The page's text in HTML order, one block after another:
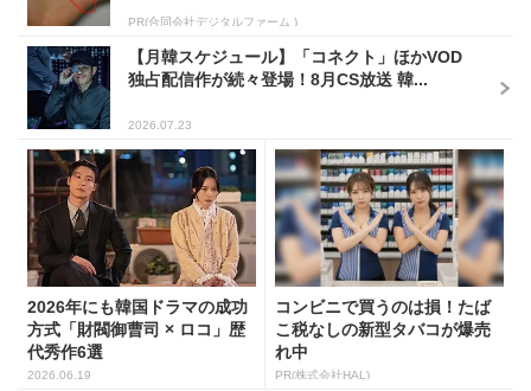
PR(合同会社デジタルファーム )
【月韓スケジュール】「コネクト」ほかVOD
独占配信作が続々登場！8月CS放送 韓...
2026.07.23
2026年にも韓国ドラマの成功
方式「財閥御曹司 × ロコ」歴
代秀作6選
2026.06.19
コンビニで買うのは損！たば
こ税なしの新型タバコが爆売
れ中
PR(株式会社HAL)